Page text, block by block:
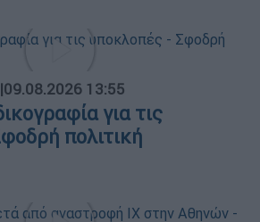
|09.08.2026 13:55
για τις
πολιτική